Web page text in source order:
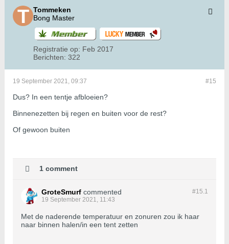
Tommeken
Bong Master
Registratie op: Feb 2017
Berichten: 322
#15
19 September 2021, 09:37
Dus? In een tentje afbloeien?
Binnenezetten bij regen en buiten voor de rest?
Of gewoon buiten
1 comment
#15.1
GroteSmurf commented
19 September 2021, 11:43
Met de naderende temperatuur en zonuren zou ik haar
naar binnen halen/in een tent zetten